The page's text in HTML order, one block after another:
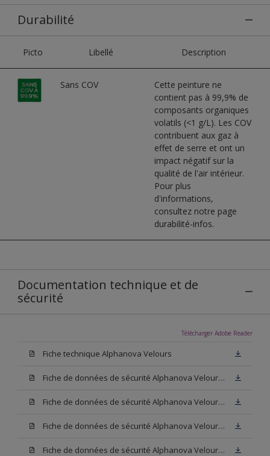
Durabilité
Picto Libellé Description
Sans COV
Cette peinture ne
contient pas à 99,9% de
composants organiques
volatils (<1 g/L). Les COV
contribuent aux gaz à
effet de serre et ont un
impact négatif sur la
qualité de l'air intérieur.
Pour plus
d'informations,
consultez notre page
durabilité-infos.
Documentation technique et de
sécurité
Télécharger Adobe Reader
Fiche technique Alphanova Velours
Fiche de données de sécurité Alphanova Velours Base W05
Fiche de données de sécurité Alphanova Velours Base M15
Fiche de données de sécurité Alphanova Velours Base N00
Fiche de données de sécurité Alphanova Velours Blanc